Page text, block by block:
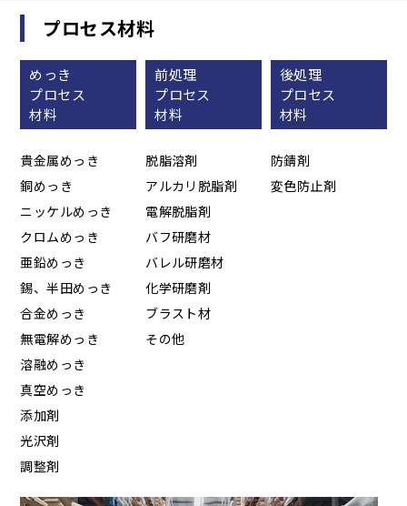
プロセス材料
めっき
プロセス
材料
貴金属めっき
銅めっき
ニッケルめっき
クロムめっき
亜鉛めっき
錫、半田めっき
合金めっき
無電解めっき
溶融めっき
真空めっき
添加剤
光沢剤
調整剤
前処理
プロセス
材料
脱脂溶剤
アルカリ脱脂剤
電解脱脂剤
バフ研磨材
バレル研磨材
化学研磨剤
ブラスト材
その他
後処理
プロセス
材料
防錆剤
変色防止剤